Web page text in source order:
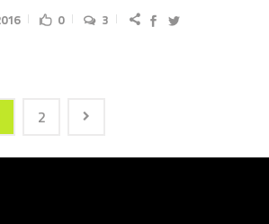
0 3
2